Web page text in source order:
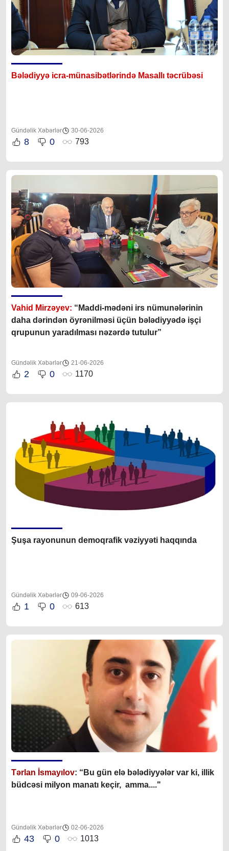
Bələdiyyə icra-münasibətlərində Masallı təcrübəsi
Gündəlik Xəbərlər 30-06-2026
8 0 793
Vahid Mirzəyev: “Maddi-mədəni irs nümunələrinin
daha dərindən öyrənilməsi üçün bələdiyyədə işçi
qrupunun yaradılması nəzərdə tutulur”
Gündəlik Xəbərlər 21-06-2026
2 0 1170
Şuşa rayonunun demoqrafik vəziyyəti haqqında
Gündəlik Xəbərlər 09-06-2026
1 0 613
Tərlan İsmayılov: “Bu gün elə bələdiyyələr var ki, illik
büdcəsi milyon manatı keçir, amma...."
Gündəlik Xəbərlər 02-06-2026
43 0 1013